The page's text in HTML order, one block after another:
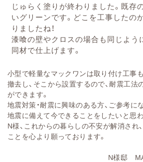
じゅらく塗りが終わりました。 既存
いグリーンです。 どこを工事したの
りましたね！
漆喰の壁やクロスの場合も同じよう
同材で仕上げます。
小型で軽量なマックワンは取り付け工事
撤去し、そこから設置するので、 耐震工法
ができます。
地震対策・耐震に興味のある方、ご参考に
地震に備えて今できることをしたいと思
N様、これからの暮らしの不安が解消され
ことを心より願っております。
N様邸 MAK－